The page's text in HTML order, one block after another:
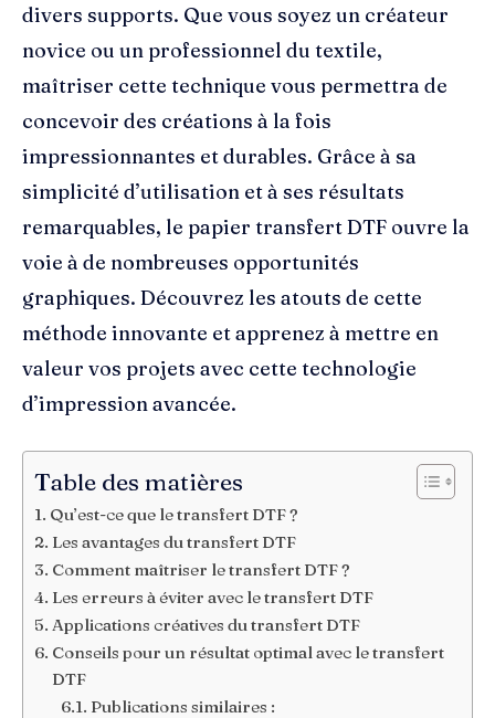
divers supports. Que vous soyez un créateur
novice ou un professionnel du textile,
maîtriser cette technique vous permettra de
concevoir des créations à la fois
impressionnantes et durables. Grâce à sa
simplicité d’utilisation et à ses résultats
remarquables, le papier transfert DTF ouvre la
voie à de nombreuses opportunités
graphiques. Découvrez les atouts de cette
méthode innovante et apprenez à mettre en
valeur vos projets avec cette technologie
d’impression avancée.
Table des matières
Qu’est-ce que le transfert DTF ?
Les avantages du transfert DTF
Comment maîtriser le transfert DTF ?
Les erreurs à éviter avec le transfert DTF
Applications créatives du transfert DTF
Conseils pour un résultat optimal avec le transfert
DTF
Publications similaires :